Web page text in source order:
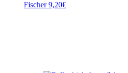
Fischer 9,20€